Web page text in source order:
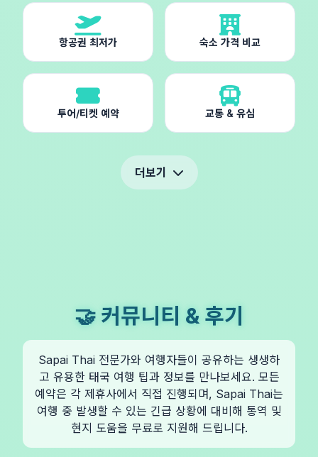
항공권 최저가 숙소 가격 비교
투어/티켓 예약 교통 & 유심
더보기
🤝 커뮤니티 & 후기
Sapai Thai 전문가와 여행자들이 공유하는 생생하
고 유용한 태국 여행 팁과 정보를 만나보세요. 모든
예약은 각 제휴사에서 직접 진행되며, Sapai Thai는
여행 중 발생할 수 있는 긴급 상황에 대비해 통역 및
현지 도움을 무료로 지원해 드립니다.